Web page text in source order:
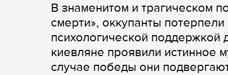
В знаменитом и трагическом
смерти», оккупанты
психологической поддержкой
киевляне проявили истинное
случае победы они